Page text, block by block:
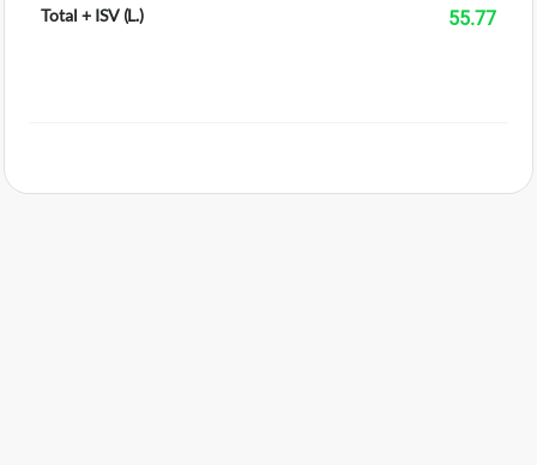
Total + ISV(L.) 55.77